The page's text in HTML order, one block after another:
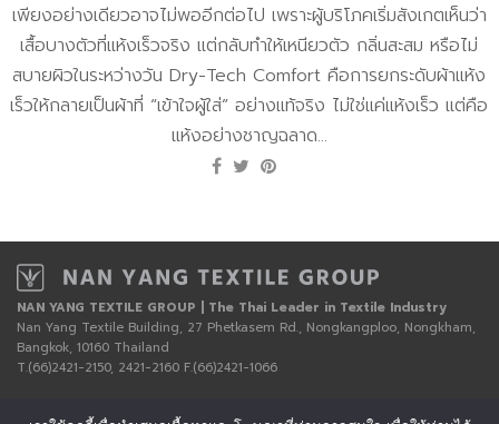
เพียงอย่างเดียวอาจไม่พออีกต่อไป เพราะผู้บริโภคเริ่มสังเกตเห็นว่า
เสื้อบางตัวที่แห้งเร็วจริง แต่กลับทำให้เหนียวตัว กลิ่นสะสม หรือไม่
สบายผิวในระหว่างวัน Dry-Tech Comfort คือการยกระดับผ้าแห้ง
เร็วให้กลายเป็นผ้าที่ “เข้าใจผู้ใส่” อย่างแท้จริง ไม่ใช่แค่แห้งเร็ว แต่คือ
แห้งอย่างชาญฉลาด...
NAN YANG TEXTILE GROUP | The Thai Leader in Textile Industry
Nan Yang Textile Building, 27 Phetkasem Rd., Nongkangploo, Nongkham,
Bangkok, 10160 Thailand
T.(66)2421-2150, 2421-2160 F.(66)2421-1066